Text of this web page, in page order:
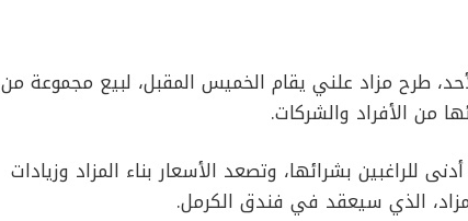
طرح مزاد علني يقام الخميس المقبل، لبيع مجموعة من
من الأفراد والشركات.
ألف شيكل كحد أدنى للراغبين بشرائها، وتصعد الأسعار بناء المزاد وزيادات
الذي سيعقد في فندق الكرمل.